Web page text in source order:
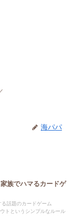
海パパ
族でハマるカードゲ
話題のカードゲーム
トというシンプルなルール